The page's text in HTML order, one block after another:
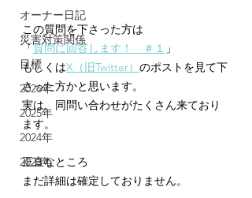
オーナー日記
災害対策関係
目標
2026年
2025年
2024年
2023年
この質問を下さった方は
「質問に回答します！　＃１
」
もしくはX（旧Twitter） のポストを見て下
さった方かと思います。
実は、同問い合わせがたくさん来ており
ます。
正直なところ
まだ詳細は確定しておりません。